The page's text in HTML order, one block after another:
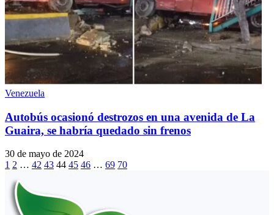
Venezuela
Autobús ocasionó destrozos en una avenida de La
Guaira, se habría quedado sin frenos
30 de mayo de 2024
1 2 … 42 43 44 45 46 … 69 70